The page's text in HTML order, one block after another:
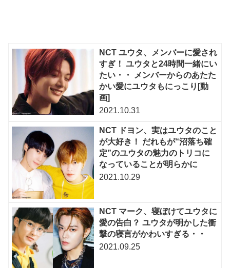
NCT ユウタ、メンバーに愛され
すぎ！ ユウタと24時間一緒にい
たい・・ メンバーからのあたた
かい愛にユウタもにっこり[動
画]
2021.10.31
NCT ドヨン、実はユウタのこと
が大好き！ だれもが“沼落ち確
定”のユウタの魅力のトリコに
なっていることが明らかに
2021.10.29
NCT マーク、寝ぼけてユウタに
愛の告白？ ユウタが明かした衝
撃の寝言がかわいすぎる・・
2021.09.25